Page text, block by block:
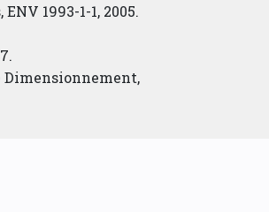
1993-1-1, 2005.
Dimensionnement,